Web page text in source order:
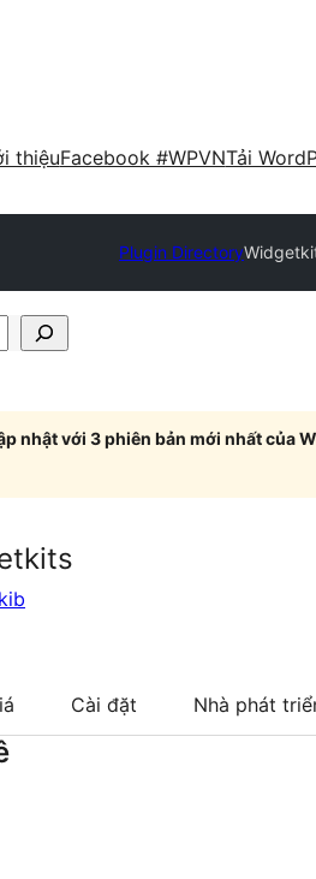
thiệuFacebook #WPVNTải
Plugin Directory
nhật với 3 phiên bản mới nhất của
Cài đặt Nhà phát